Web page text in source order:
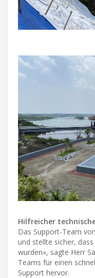
Hilfreicher
Das Support-Team
und stellte sicher,
wurden», sagte Herr
Teams für einen
Support hervor.